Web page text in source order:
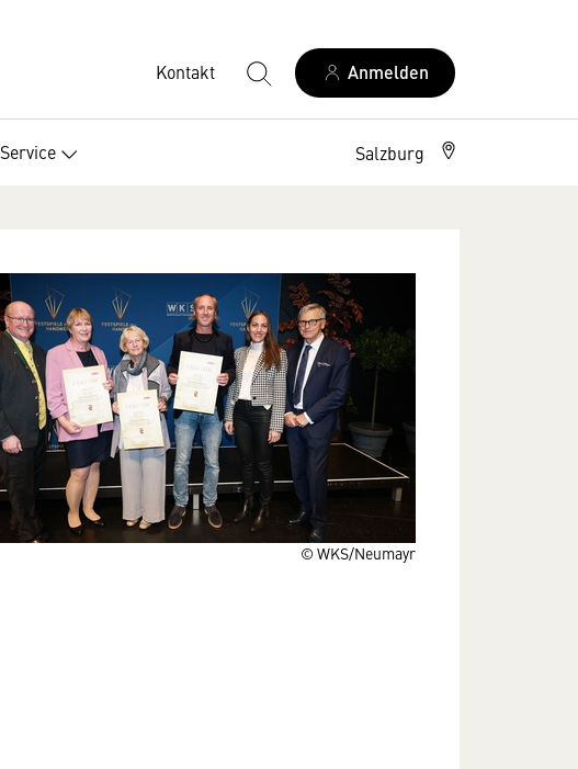
Kontakt Anmelden
Service Salzburg
© WKS/Neumayr